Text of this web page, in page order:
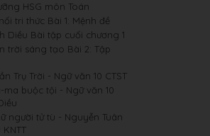
HSG môn Toán
tri thức Bài 1: Mệnh đề
Diều Bài tập cuối chương 1
trời sáng tạo Bài 2: Tập
Trụ Trời - Ngữ văn 10 CTST
ma buộc tội - Ngữ văn 10
người tử tù - Nguyễn Tuân
KNTT